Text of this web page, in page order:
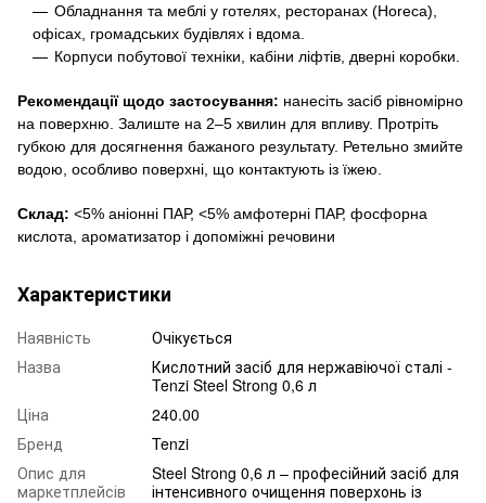
Обладнання та меблі у готелях, ресторанах (Horeca),
офісах, громадських будівлях і вдома.
Корпуси побутової техніки, кабіни ліфтів, дверні коробки.
Рекомендації щодо застосування: нанесіть засіб рівномірно
на поверхню. Залиште на 2–5 хвилин для впливу. Протріть
губкою для досягнення бажаного результату. Ретельно змийте
водою, особливо поверхні, що контактують із їжею.
Склад: <5% аніонні ПАР, <5% амфотерні ПАР, фосфорна
кислота, ароматизатор і допоміжні речовини
Характеристики
Наявність
Очікується
Назва
Кислотний засіб для нержавіючої сталі -
Tenzi Steel Strong 0,6 л
Ціна
240.00
Бренд
Tenzi
Опис для
маркетплейсів
Steel Strong 0,6 л – професійний засіб для
інтенсивного очищення поверхонь із